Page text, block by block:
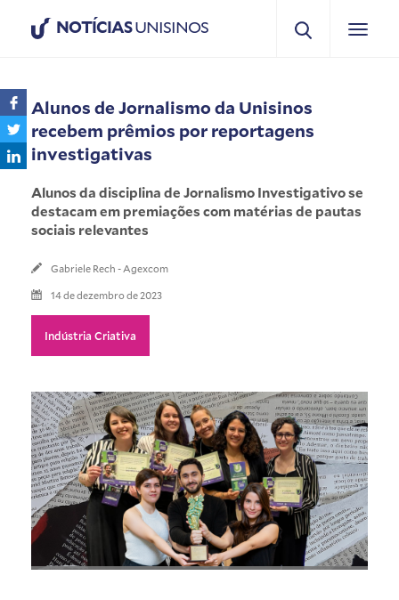
NOTÍCIASUNISINOS
Alunos de Jornalismo da Unisinos
recebem prêmios por reportagens
investigativas
Alunos da disciplina de Jornalismo Investigativo se
destacam em premiações com matérias de pautas
sociais relevantes
Gabriele Rech - Agexcom
14 de dezembro de 2023
Indústria Criativa